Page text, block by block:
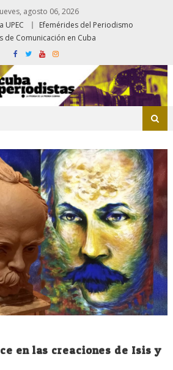
agosto 06, 2026
UPEC
Efemérides del Periodismo
de Comunicación en Cuba
en las creaciones de Isis y